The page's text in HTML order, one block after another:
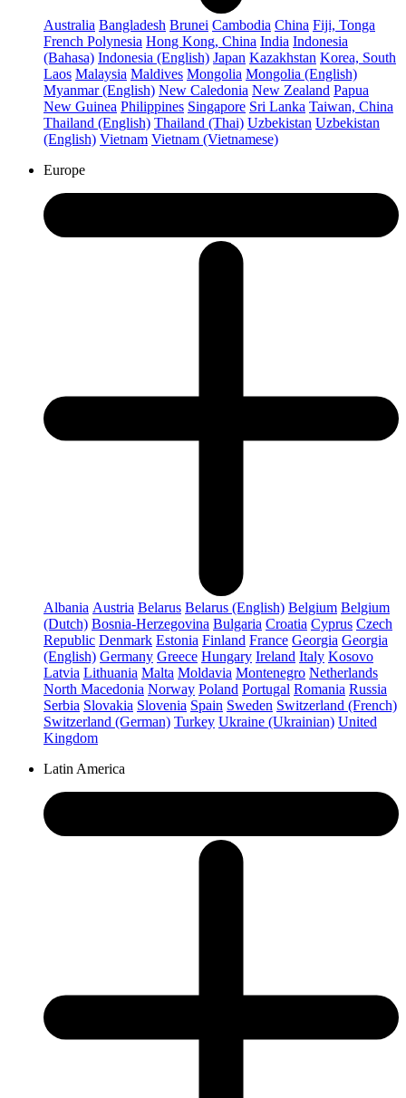
Australia Bangladesh Brunei Cambodia China Fiji, Tonga
French Polynesia Hong Kong, China India Indonesia
(Bahasa) Indonesia (English) Japan Kazakhstan Korea, South
Laos Malaysia Maldives Mongolia Mongolia (English)
Myanmar (English) New Caledonia New Zealand Papua
New Guinea Philippines Singapore Sri Lanka Taiwan, China
Thailand (English) Thailand (Thai) Uzbekistan Uzbekistan
(English) Vietnam Vietnam (Vietnamese)
Europe
Albania Austria Belarus Belarus (English) Belgium Belgium
(Dutch) Bosnia-Herzegovina Bulgaria Croatia Cyprus Czech
Republic Denmark Estonia Finland France Georgia Georgia
(English) Germany Greece Hungary Ireland Italy Kosovo
Latvia Lithuania Malta Moldavia Montenegro Netherlands
North Macedonia Norway Poland Portugal Romania Russia
Serbia Slovakia Slovenia Spain Sweden Switzerland (French)
Switzerland (German) Turkey Ukraine (Ukrainian) United
Kingdom
Latin America